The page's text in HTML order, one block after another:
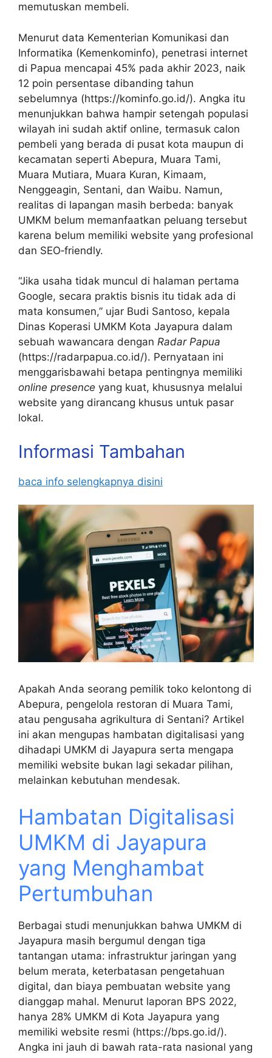
memutuskan membeli.
Menurut data Kementerian Komunikasi dan
Informatika (Kemenkominfo), penetrasi internet
di Papua mencapai 45% pada akhir 2023, naik
12 poin persentase dibanding tahun
sebelumnya (https://kominfo.go.id/). Angka itu
menunjukkan bahwa hampir setengah populasi
wilayah ini sudah aktif online, termasuk calon
pembeli yang berada di pusat kota maupun di
kecamatan seperti Abepura, Muara Tami,
Muara Mutiara, Muara Kuran, Kimaam,
Nenggeagin, Sentani, dan Waibu. Namun,
realitas di lapangan masih berbeda: banyak
UMKM belum memanfaatkan peluang tersebut
karena belum memiliki website yang profesional
dan SEO‑friendly.
“Jika usaha tidak muncul di halaman pertama
Google, secara praktis bisnis itu tidak ada di
mata konsumen,” ujar Budi Santoso, kepala
Dinas Koperasi UMKM Kota Jayapura dalam
sebuah wawancara dengan Radar Papua
(https://radarpapua.co.id/). Pernyataan ini
menggarisbawahi betapa pentingnya memiliki
online presence yang kuat, khususnya melalui
website yang dirancang khusus untuk pasar
lokal.
Informasi Tambahan
baca info selengkapnya disini
Apakah Anda seorang pemilik toko kelontong di
Abepura, pengelola restoran di Muara Tami,
atau pengusaha agrikultura di Sentani? Artikel
ini akan mengupas hambatan digitalisasi yang
dihadapi UMKM di Jayapura serta mengapa
memiliki website bukan lagi sekadar pilihan,
melainkan kebutuhan mendesak.
Hambatan Digitalisasi
UMKM di Jayapura
yang Menghambat
Pertumbuhan
Berbagai studi menunjukkan bahwa UMKM di
Jayapura masih bergumul dengan tiga
tantangan utama: infrastruktur jaringan yang
belum merata, keterbatasan pengetahuan
digital, dan biaya pembuatan website yang
dianggap mahal. Menurut laporan BPS 2022,
hanya 28% UMKM di Kota Jayapura yang
memiliki website resmi (https://bps.go.id/).
Angka ini jauh di bawah rata-rata nasional yang